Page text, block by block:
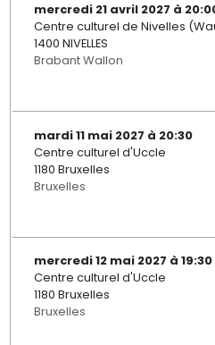
mercredi 21 avril 2027 à
Centre culturel de Nivelles
1400 NIVELLES
Brabant Wallon
mardi 11 mai 2027 à 20:30
Centre culturel d'Uccle
1180 Bruxelles
Bruxelles
mercredi 12 mai 2027 à 19:30
Centre culturel d'Uccle
1180 Bruxelles
Bruxelles